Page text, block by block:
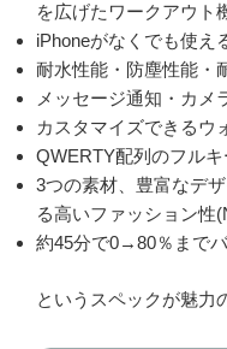
を広げたワークアウト
iPhoneがなくでも使え
耐水性能・防塵性能・
メッセージ通知・カメ
カスタマイズできるウ
QWERTY配列のフル
3つの素材、豊富なデ
る高いファッション性
約45分で0→80％まで
というスペックが魅力